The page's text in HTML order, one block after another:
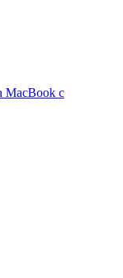
MacBook с